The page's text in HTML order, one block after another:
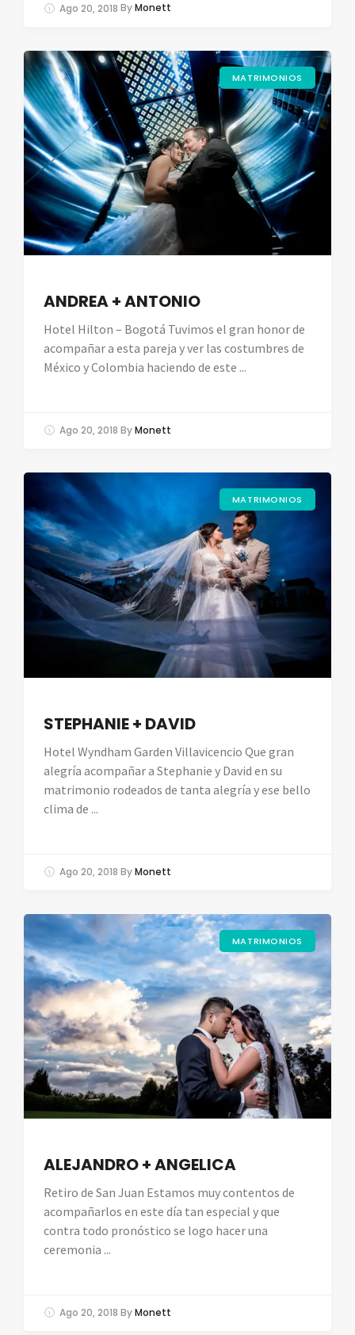
Ago 20, 2018 ByMonett
MATRIMONIOS
ANDREA + ANTONIO
Hotel Hilton – Bogotá Tuvimos el gran honor de
acompañar a esta pareja y ver las costumbres de
México y Colombia haciendo de este ...
Ago 20, 2018 ByMonett
MATRIMONIOS
STEPHANIE + DAVID
Hotel Wyndham Garden Villavicencio Que gran
alegría acompañar a Stephanie y David en su
matrimonio rodeados de tanta alegría y ese bello
clima de ...
Ago 20, 2018 ByMonett
MATRIMONIOS
ALEJANDRO + ANGELICA
Retiro de San Juan Estamos muy contentos de
acompañarlos en este día tan especial y que
contra todo pronóstico se logo hacer una
ceremonia ...
Ago 20, 2018 ByMonett